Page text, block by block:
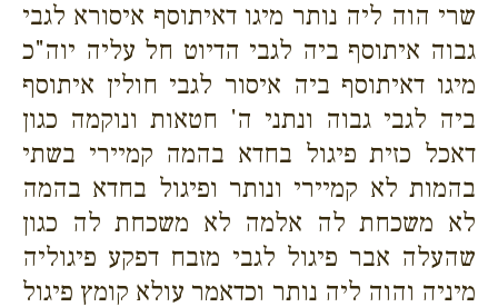
שרי הוה ליה נותר מיגו דאיתוסף איסורא לגבי
גבוה איתוסף ביה לגבי הדיוט חל עליה יוה"כ
מיגו דאיתוסף ביה איסור לגבי חולין איתוסף
ביה לגבי גבוה ונתני ה' חטאות ונוקמה כגון
דאכל כזית פיגול בחדא בהמה קמיירי בשתי
בהמות לא קמיירי ונותר ופיגול בחדא בהמה
לא משכחת לה אלמה לא משכחת לה כגון
שהעלה אבר פיגול לגבי מזבח דפקע פיגוליה
מיניה והוה ליה נותר וכדאמר עולא קומץ פיגול